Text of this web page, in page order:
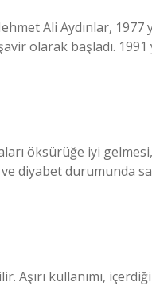
Ali Aydınlar, 1977
olarak başladı. 1991
öksürüğe iyi
diyabet durumunda
Aşırı kullanımı,